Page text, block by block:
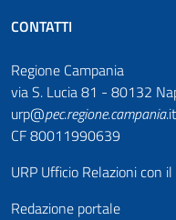
CONTATTI
Regione Campania
via S. Lucia 81 - 80132
urp@pec.regione.campania.it
CF 80011990639
URP Ufficio Relazioni con
Redazione portale